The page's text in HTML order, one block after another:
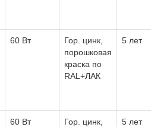
60 Вт
Гор. цинк,
порошковая
краска по
RAL+ЛАК
5 лет
60 Вт
Гор. цинк,
5 лет